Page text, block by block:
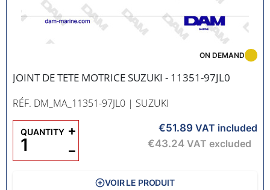
JOINT DE TETE MOTRICE SUZUKI - 11351-97JL0
RÉF. DM_MA_11351-97JL0 | SUZUKI
ON DEMAND
€51.89 VAT included
€43.24 VAT excluded
QUANTITY
−
+
VOIR LE PRODUIT